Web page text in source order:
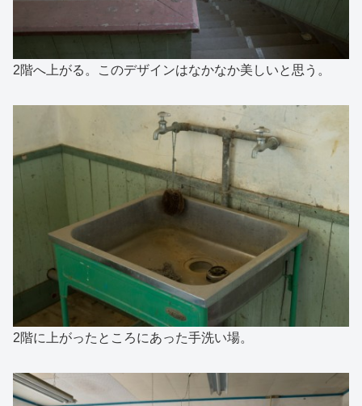
2階へ上がる。このデザインはなかなか美しいと思う。
2階に上がったところにあった手洗い場。